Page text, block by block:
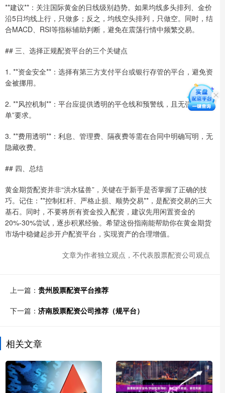
**建议**：关注国际黄金的日线级别趋势。如果均线多头排列、金价
沿5日均线上行，只做多；反之，均线空头排列，只做空。同时，结
合MACD、RSI等指标辅助判断，避免在震荡行情中频繁交易。
## 三、选择正规配资平台的三个关键点
1. **资金安全**：选择有第三方支付平台或银行存管的平台，避免资
金被挪用。
2. **风控机制**：平台应提供透明的平仓线和预警线，且无强制“刷
单”要求。
3. **费用透明**：利息、管理费、隔夜费等需在合同中明确写明，无
隐藏收费。
## 四、总结
黄金期货配资并非“洪水猛兽”，关键在于新手是否掌握了正确的技
巧。记住：**控制杠杆、严格止损、顺势交易**，是配资交易的三大
基石。同时，不要将所有资金投入配资，建议先用闲置资金的
20%-30%尝试，逐步积累经验。希望这份指南能帮助你在黄金期货
市场中稳健起步开户配资平台，实现资产的合理增值。
文章为作者独立观点，不代表股票配资公司观点
上一篇： 贵州股票配资平台推荐
下一篇： 济南股票配资公司推荐（规平台）
相关文章